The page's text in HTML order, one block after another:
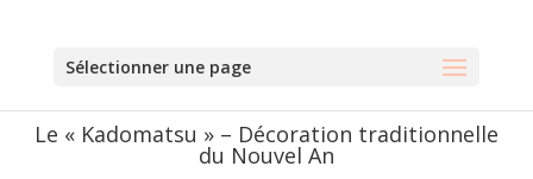
Sélectionner une page
Le « Kadomatsu » – Décoration traditionnelle
du Nouvel An